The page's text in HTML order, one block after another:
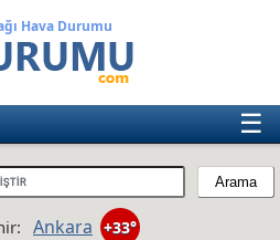
Hava Durumu
☰
Ankara +33°